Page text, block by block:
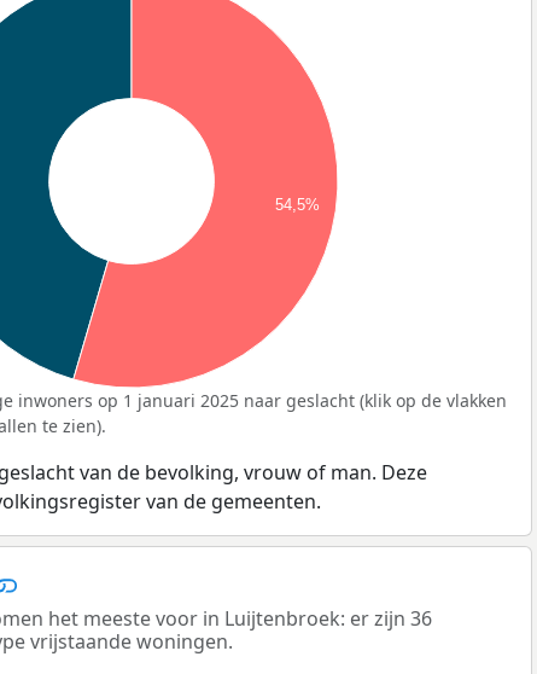
54,5%
inwoners op 1 januari 2025 naar geslacht (klik op de vlakken
te zien).
van de bevolking, vrouw of man. Deze
van de gemeenten.
het meeste voor in Luijtenbroek: er zijn 36
vrijstaande woningen.